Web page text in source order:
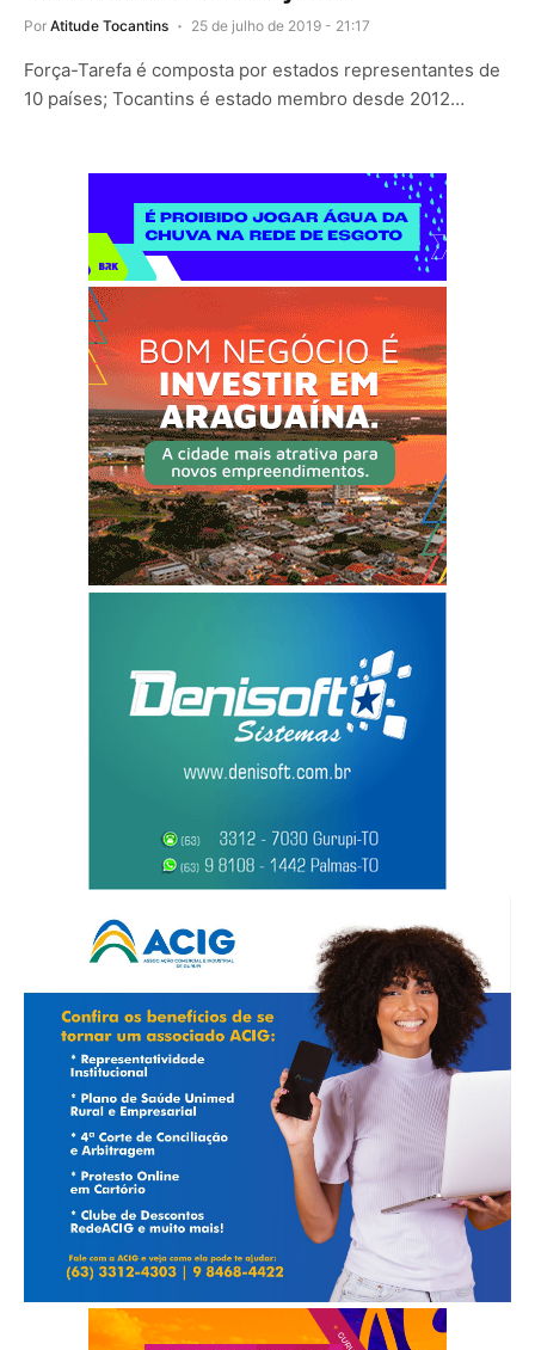
Por Atitude Tocantins 25 de julho de 2019 - 21:17
Força-Tarefa é composta por estados representantes de
10 países; Tocantins é estado membro desde 2012…